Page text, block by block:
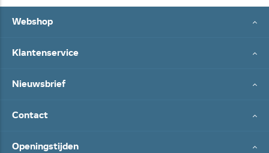
Webshop
Klantenservice
Nieuwsbrief
Contact
Openingstijden